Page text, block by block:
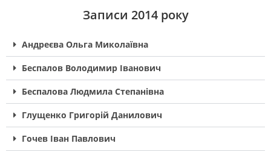
Записи 2014 року
Андреєва Ольга Миколаївна
Беспалов Володимир Іванович
Беспалова Людмила Степанівна
Глущенко Григорій Данилович
Гочев Іван Павлович